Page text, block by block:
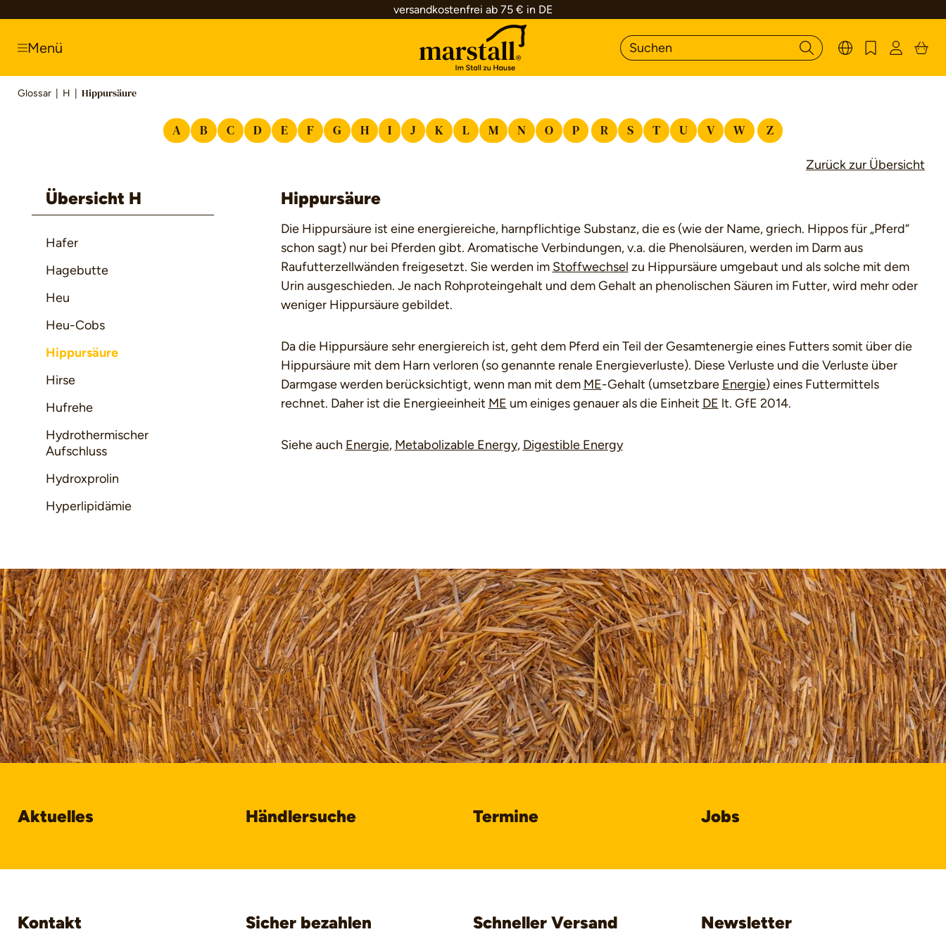
Zur Hauptnavigation springen versandkostenfrei ab 75 € in DE
Menü
Glossar H Hippursäure
A B C D E F G H I J K L M N O P R S T U V W Z
Zurück zur Übersicht
Übersicht H
Hafer
Hagebutte
Heu
Heu-Cobs
Hippursäure
Hirse
Hufrehe
Hydrothermischer
Aufschluss
Hydroxprolin
Hyperlipidämie
Hippursäure
Die Hippursäure ist eine energiereiche, harnpflichtige Substanz, die es (wie der Name, griech. Hippos für „Pferd“
schon sagt) nur bei Pferden gibt. Aromatische Verbindungen, v.a. die Phenolsäuren, werden im Darm aus
Raufutterzellwänden freigesetzt. Sie werden im Stoffwechsel zu Hippursäure umgebaut und als solche mit dem
Urin ausgeschieden. Je nach Rohproteingehalt und dem Gehalt an phenolischen Säuren im Futter, wird mehr oder
weniger Hippursäure gebildet.
Da die Hippursäure sehr energiereich ist, geht dem Pferd ein Teil der Gesamtenergie eines Futters somit über die
Hippursäure mit dem Harn verloren (so genannte renale Energieverluste). Diese Verluste und die Verluste über
Darmgase werden berücksichtigt, wenn man mit dem ME-Gehalt (umsetzbare Energie) eines Futtermittels
rechnet. Daher ist die Energieeinheit ME um einiges genauer als die Einheit DE lt. GfE 2014.
Siehe auch Energie, Metabolizable Energy, Digestible Energy
Aktuelles Händlersuche Termine Jobs
Kontakt Sicher bezahlen Schneller Versand Newsletter